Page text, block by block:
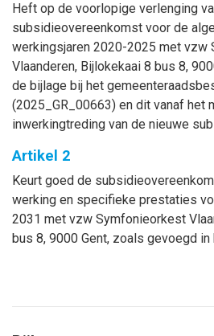
Heft op de voorlopige verlenging
subsidieovereenkomst voor de
werkingsjaren 2020-2025 met vzw
Vlaanderen, Bijlokekaai 8 bus 8,
de bijlage bij het
(2025_GR_00663) en dit vanaf het
inwerkingtreding van de nieuwe
Artikel 2
Keurt goed de
werking en specifieke prestaties
2031 met vzw Symfonieorkest
bus 8, 9000 Gent, zoals gevoegd in